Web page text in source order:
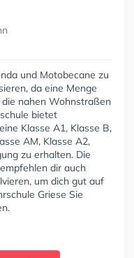
und Motobecane zu
da eine Menge
nahen Wohnstraßen
bietet
Klasse A1, Klasse B,
AM, Klasse A2,
zu erhalten. Die
dir auch
um dich gut auf
Griese Sie